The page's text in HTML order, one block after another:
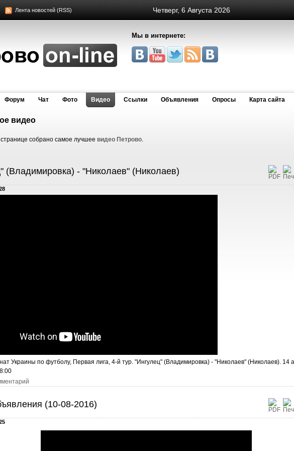
Четверг, 6 Августа 2026
Лента новостей (RSS)
Мы в интернете:
Форум Чат Фото Видео Cсылки Объявления Опросы Карта сайта
видео
собрано самое лучшее видео Петрово.
(Владимировка) - "Николаев" (Николаев)
Украины по футболу, Первая лига, 4-й тур. "Ингулец" (Владимировка) - "Николаев" (Николаев). 14
(10-08-2016)